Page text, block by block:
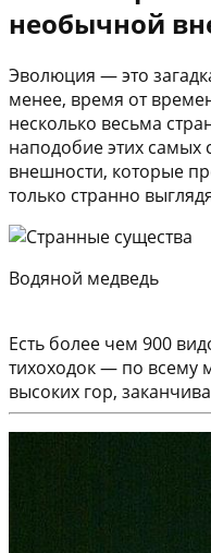
необычной
Эволюция — это
менее, время от
несколько весьма
наподобие этих
внешности, которые
только странно
Водяной медведь
Есть более чем 900
тихоходок — по всему
высоких гор,